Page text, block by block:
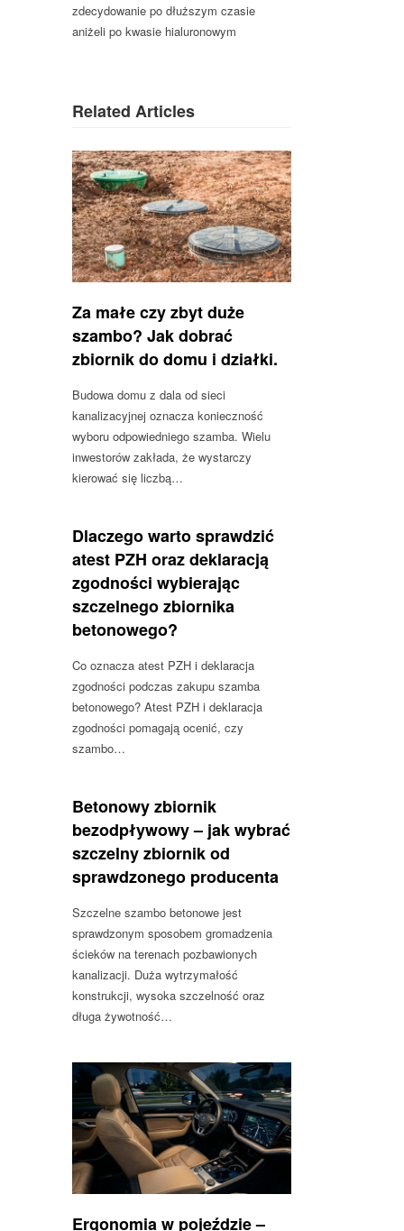
zdecydowanie po dłuższym czasie
aniżeli po kwasie hialuronowym
Related Articles
Za małe czy zbyt duże
szambo? Jak dobrać
zbiornik do domu i działki.
Budowa domu z dala od sieci
kanalizacyjnej oznacza konieczność
wyboru odpowiedniego szamba. Wielu
inwestorów zakłada, że wystarczy
kierować się liczbą…
Dlaczego warto sprawdzić
atest PZH oraz deklaracją
zgodności wybierając
szczelnego zbiornika
betonowego?
Co oznacza atest PZH i deklaracja
zgodności podczas zakupu szamba
betonowego? Atest PZH i deklaracja
zgodności pomagają ocenić, czy
szambo…
Betonowy zbiornik
bezodpływowy – jak wybrać
szczelny zbiornik od
sprawdzonego producenta
Szczelne szambo betonowe jest
sprawdzonym sposobem gromadzenia
ścieków na terenach pozbawionych
kanalizacji. Duża wytrzymałość
konstrukcji, wysoka szczelność oraz
długa żywotność…
Ergonomia w pojeździe –